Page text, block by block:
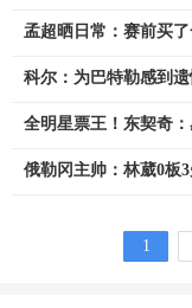
孟超晒日常：赛前买
科尔：为巴特勒感到
全明星票王！东契奇
俄勒冈主帅：林葳0板
1